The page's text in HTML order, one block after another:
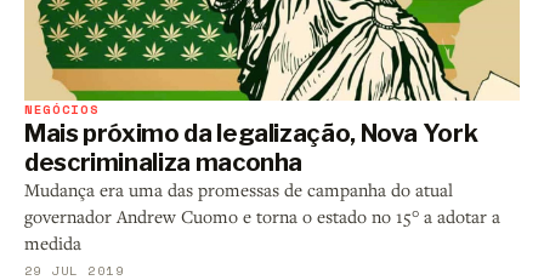
NEGÓCIOS
Mais próximo da legalização, Nova York
descriminaliza maconha
Mudança era uma das promessas de campanha do atual
governador Andrew Cuomo e torna o estado no 15° a adotar a
medida
29 JUL 2019